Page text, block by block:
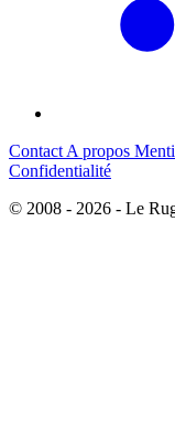
Contact A propos
Confidentialité
© 2008 - 2026 - Le